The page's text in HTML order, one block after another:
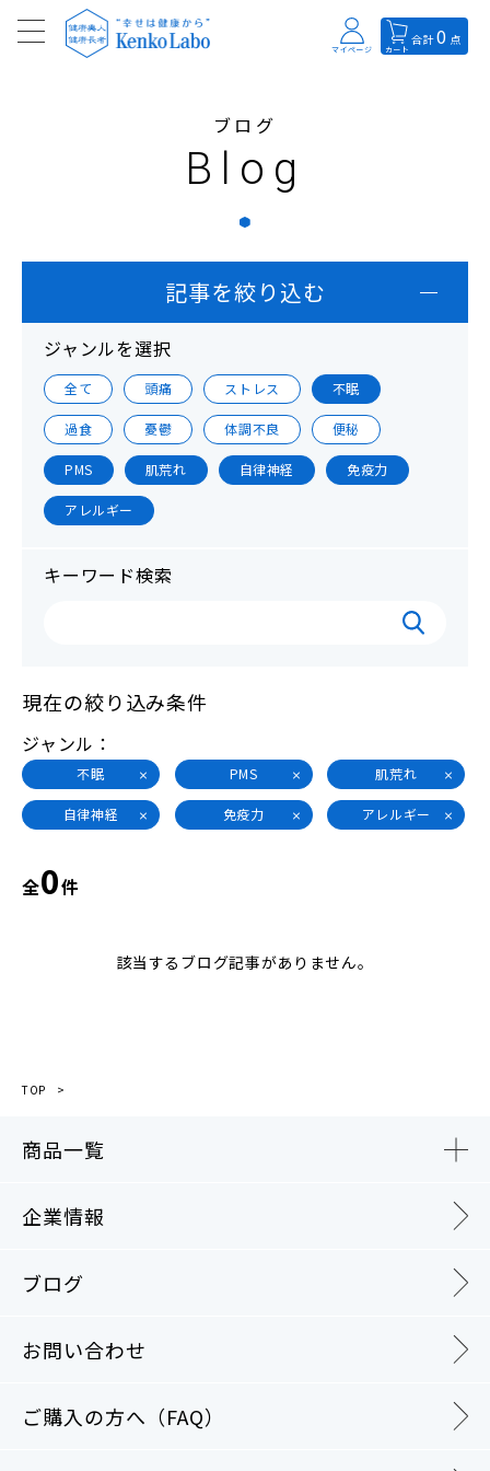
マイページ カート
合計0 点
ブログ
Blog
記事を絞り込む
ジャンルを選択
全て 頭痛 ストレス 不眠
過食 憂鬱 体調不良 便秘
PMS 肌荒れ 自律神経 免疫力
アレルギー
キーワード検索
現在の絞り込み条件
ジャンル
不眠 PMS 肌荒れ
自律神経 免疫力 アレルギー
全0件
該当するブログ記事がありません。
TOP
商品一覧
企業情報
ブログ
お問い合わせ
ご購入の方へ（FAQ）